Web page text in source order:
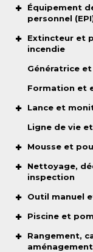
Équipement
personnel
Extincteur et
incendie
Génératrice
Formation et
Lance et
Ligne de vie
Mousse et
Nettoyage,
inspection
Outil manuel
Piscine et
Rangement,
aménagement